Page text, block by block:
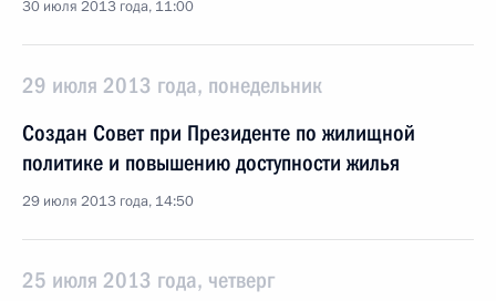
30 июля 2013 года, 11:00
29 июля 2013 года, понедельник
Создан Совет при Президенте по жилищной
политике и повышению доступности жилья
29 июля 2013 года, 14:50
25 июля 2013 года, четверг